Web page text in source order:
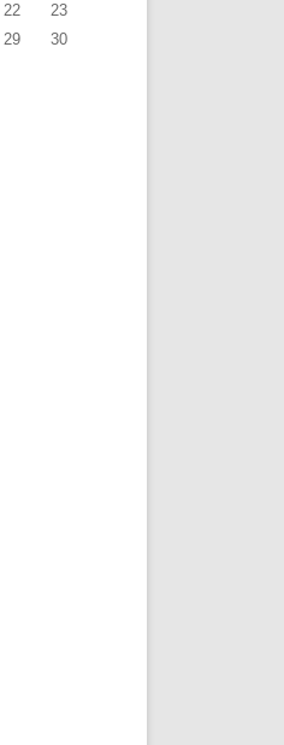
22
23
29 30